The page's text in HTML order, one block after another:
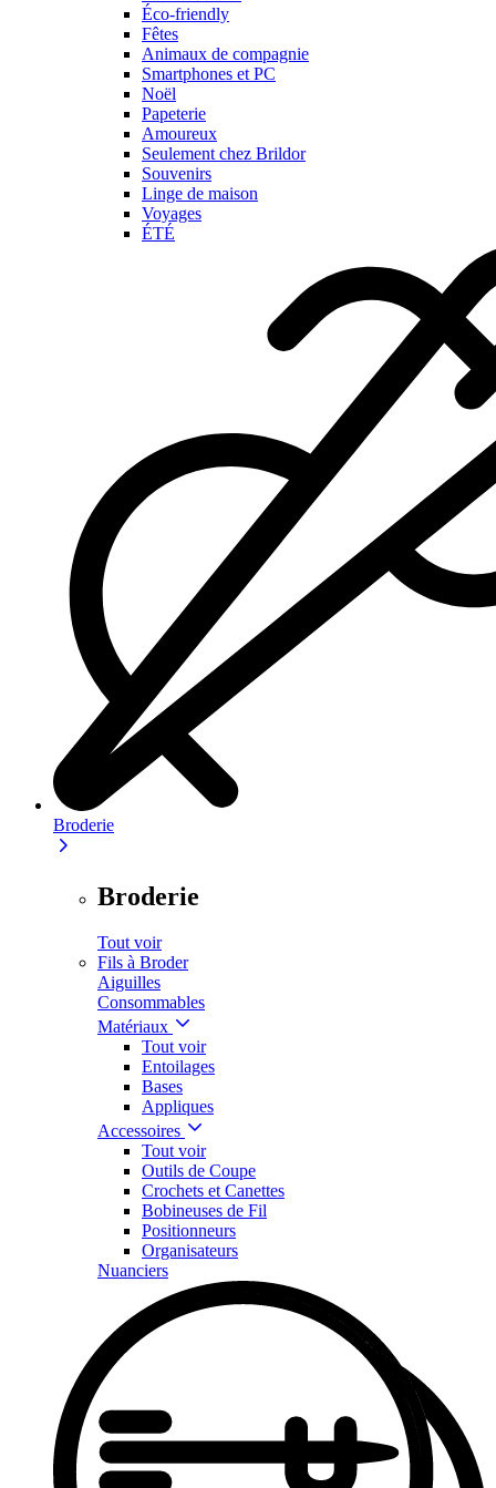
Éco-friendly
Fêtes
Animaux de compagnie
Smartphones et PC
Noël
Papeterie
Amoureux
Seulement chez Brildor
Souvenirs
Linge de maison
Voyages
ÉTÉ
Broderie
Broderie
Tout voir
Fils à Broder
Aiguilles
Consommables
Matériaux
Tout voir
Entoilages
Bases
Appliques
Accessoires
Tout voir
Outils de Coupe
Crochets et Canettes
Bobineuses de Fil
Positionneurs
Organisateurs
Nuanciers